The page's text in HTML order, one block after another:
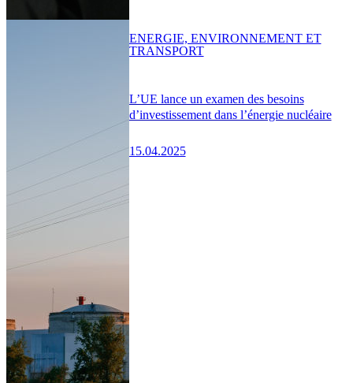
L’UE lance un examen des besoins
d’investissement dans l’énergie nucléaire
15.04.2025
ENERGIE, ENVIRONNEMENT ET
TRANSPORT